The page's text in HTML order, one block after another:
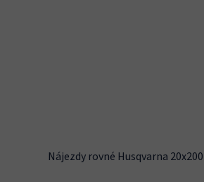
Nájezdy rovné Husqvarna